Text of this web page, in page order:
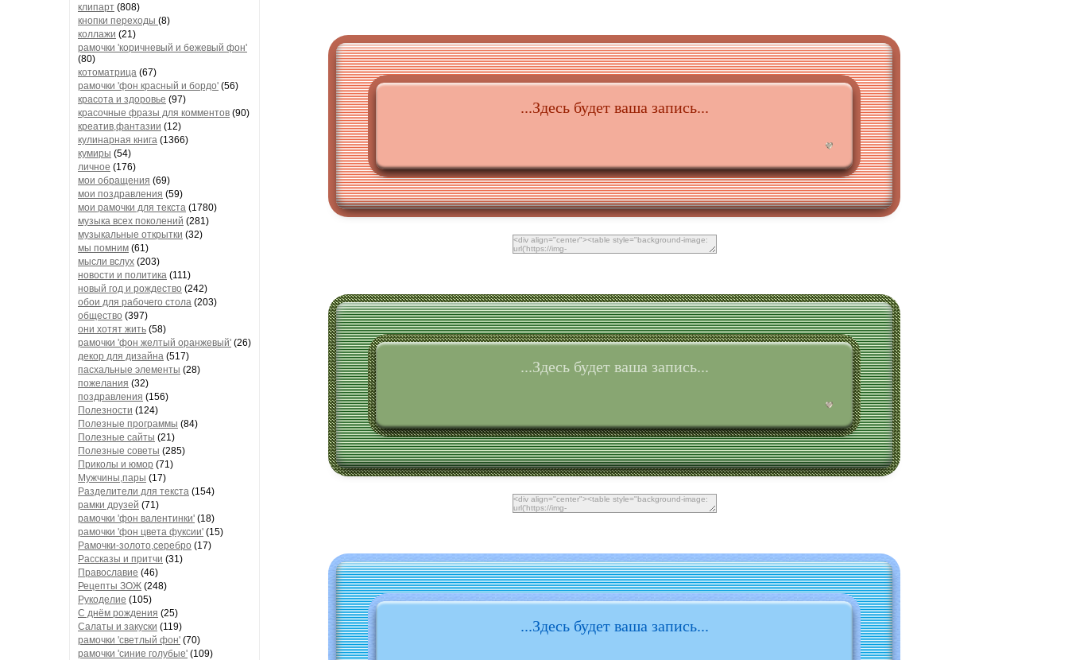
клипарт (808)
кнопки переходы (8)
коллажи (21)
рамочки 'коричневый и бежевый фон'
(80)
котоматрица (67)
рамочки 'фон красный и бордо' (56)
красота и здоровье (97)
красочные фразы для комментов (90)
креатив,фантазии (12)
кулинарная книга (1366)
кумиры (54)
личное (176)
мои обращения (69)
мои поздравления (59)
мои рамочки для текста (1780)
музыка всех поколений (281)
музыкальные открытки (32)
мы помним (61)
мысли вслух (203)
новости и политика (111)
новый год и рождество (242)
обои для рабочего стола (203)
общество (397)
они хотят жить (58)
рамочки 'фон желтый оранжевый' (26)
декор для дизайна (517)
пасхальные элементы (28)
пожелания (32)
поздравления (156)
Полезности (124)
Полезные программы (84)
Полезные сайты (21)
Полезные советы (285)
Приколы и юмор (71)
Мужчины,пары (17)
Разделители для текста (154)
рамки друзей (71)
рамочки 'фон валентинки' (18)
рамочки 'фон цвета фуксии' (15)
Рамочки-золото,серебро (17)
Рассказы и притчи (31)
Православие (46)
Рецепты ЗОЖ (248)
Рукоделие (105)
С днём рождения (25)
Салаты и закуски (119)
рамочки 'светлый фон' (70)
рамочки 'синие голубые' (109)
...Здесь будет ваша запись...
...Здесь будет ваша запись...
...Здесь будет ваша запись...